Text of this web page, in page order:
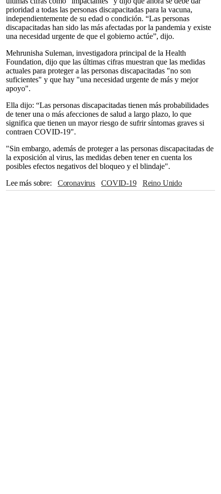
prioridad a todas las personas discapacitadas para la vacuna,
independientemente de su edad o condición. “Las personas
discapacitadas han sido las más afectadas por la pandemia y existe
una necesidad urgente de que el gobierno actúe”, dijo.
Mehrunisha Suleman, investigadora principal de la Health
Foundation, dijo que las últimas cifras muestran que las medidas
actuales para proteger a las personas discapacitadas "no son
suficientes" y que hay "una necesidad urgente de más y mejor
apoyo".
Ella dijo: “Las personas discapacitadas tienen más probabilidades
de tener una o más afecciones de salud a largo plazo, lo que
significa que tienen un mayor riesgo de sufrir síntomas graves si
contraen COVID-19".
"Sin embargo, además de proteger a las personas discapacitadas de
la exposición al virus, las medidas deben tener en cuenta los
posibles efectos negativos del bloqueo y el blindaje".
Lee más sobre
Coronavirus COVID-19
Reino Unido